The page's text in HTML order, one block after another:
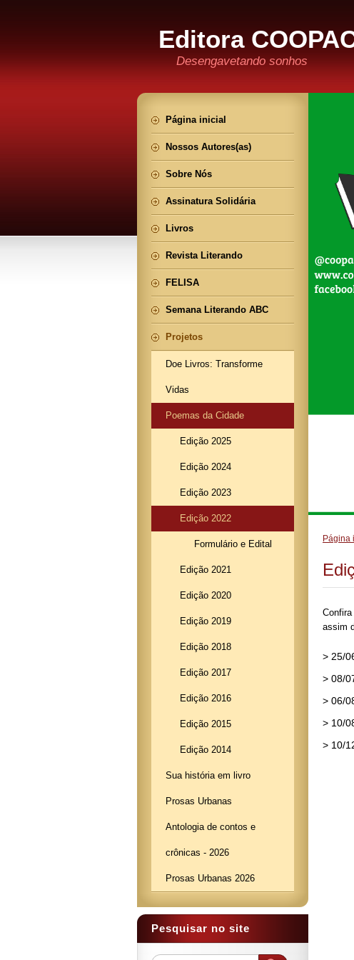
Editora
Desengavetando sonhos
Página
assim
> 25/
> 08/
> 06/
> 10/
> 10/
Página inicial
Nossos Autores(as)
Sobre Nós
Assinatura Solidária
Livros
Revista Literando
FELISA
Semana Literando ABC
Projetos
Doe Livros: Transforme
Vidas
Poemas da Cidade
Edição 2025
Edição 2024
Edição 2023
Edição 2022
Formulário e Edital
Edição 2021
Edição 2020
Edição 2019
Edição 2018
Edição 2017
Edição 2016
Edição 2015
Edição 2014
Sua história em livro
Prosas Urbanas
Antologia de contos e
crônicas - 2026
Prosas Urbanas 2026
Pesquisar no site